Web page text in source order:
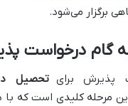
برگزار می‌شود.
گام درخواست
پذیرش برای تحصیل
مرحله کلیدی است که